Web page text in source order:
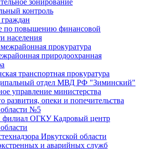
зонирование
контроль
по повышению финансовой
населения
прокуратура
природоохранная
транспортная прокуратура
отдел МВД РФ "Зиминский"
управление министерства
развития, опеки и попечительства
№5
филиал ОГКУ Кадровый центр
Иркутской области
и аварийных служб